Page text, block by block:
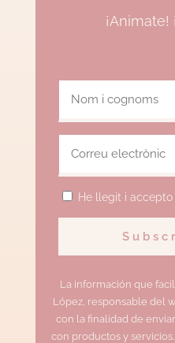
¡Animate!
He llegit i
La información que
López, responsable del
con la finalidad de
con productos y